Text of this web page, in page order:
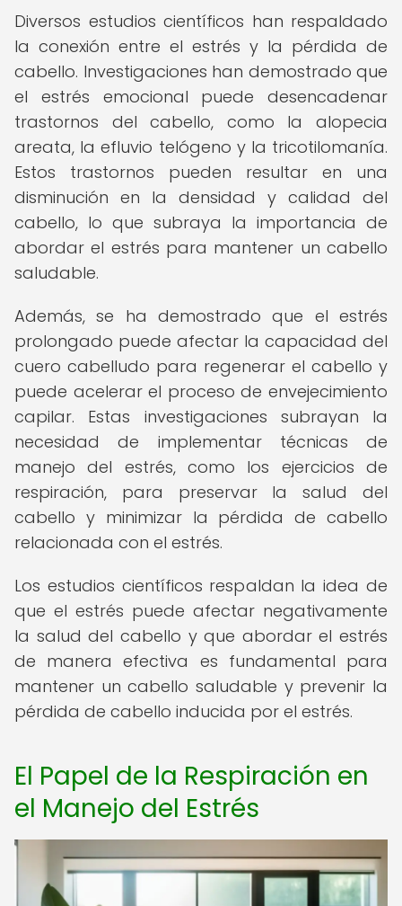
Diversos estudios científicos han respaldado
la conexión entre el estrés y la pérdida de
cabello. Investigaciones han demostrado que
el estrés emocional puede desencadenar
trastornos del cabello, como la alopecia
areata, la efluvio telógeno y la tricotilomanía.
Estos trastornos pueden resultar en una
disminución en la densidad y calidad del
cabello, lo que subraya la importancia de
abordar el estrés para mantener un cabello
saludable.
Además, se ha demostrado que el estrés
prolongado puede afectar la capacidad del
cuero cabelludo para regenerar el cabello y
puede acelerar el proceso de envejecimiento
capilar. Estas investigaciones subrayan la
necesidad de implementar técnicas de
manejo del estrés, como los ejercicios de
respiración, para preservar la salud del
cabello y minimizar la pérdida de cabello
relacionada con el estrés.
Los estudios científicos respaldan la idea de
que el estrés puede afectar negativamente
la salud del cabello y que abordar el estrés
de manera efectiva es fundamental para
mantener un cabello saludable y prevenir la
pérdida de cabello inducida por el estrés.
El Papel de la Respiración en
el Manejo del Estrés